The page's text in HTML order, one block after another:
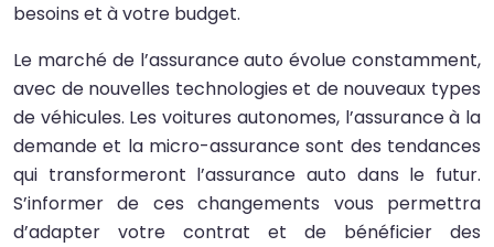
besoins et à votre budget.
Le marché de l’assurance auto évolue constamment,
avec de nouvelles technologies et de nouveaux types
de véhicules. Les voitures autonomes, l’assurance à la
demande et la micro-assurance sont des tendances
qui transformeront l’assurance auto dans le futur.
S’informer de ces changements vous permettra
d’adapter votre contrat et de bénéficier des